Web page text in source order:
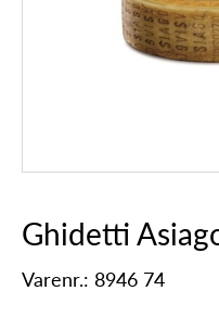
Ghidetti
Varenr.: 8946 74